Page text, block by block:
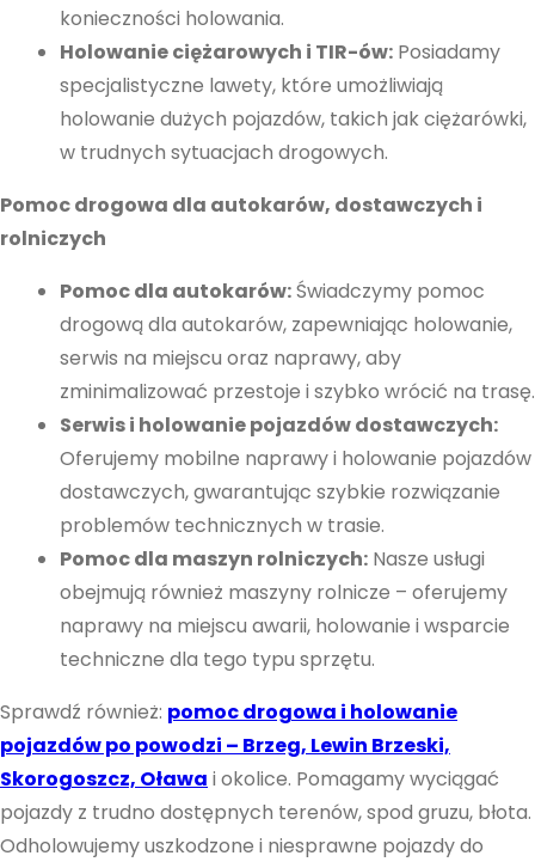
konieczności holowania.
Holowanie ciężarowych i TIR-ów: Posiadamy
specjalistyczne lawety, które umożliwiają
holowanie dużych pojazdów, takich jak ciężarówki,
w trudnych sytuacjach drogowych.
Pomoc drogowa dla autokarów, dostawczych i
rolniczych
Pomoc dla autokarów:Świadczymy pomoc
drogową dla autokarów, zapewniając holowanie,
serwis na miejscu oraz naprawy, aby
zminimalizować przestoje i szybko wrócić na trasę.
Serwis i holowanie pojazdów dostawczych:
Oferujemy mobilne naprawy i holowanie pojazdów
dostawczych, gwarantując szybkie rozwiązanie
problemów technicznych w trasie.
Pomoc dla maszyn rolniczych: Nasze usługi
obejmują również maszyny rolnicze – oferujemy
naprawy na miejscu awarii, holowanie i wsparcie
techniczne dla tego typu sprzętu.
Sprawdź również: pomoc drogowa i holowanie
pojazdów po powodzi – Brzeg, Lewin Brzeski,
Skorogoszcz, Oława i okolice. Pomagamy wyciągać
pojazdy z trudno dostępnych terenów, spod gruzu, błota.
Odholowujemy uszkodzone i niesprawne pojazdy do